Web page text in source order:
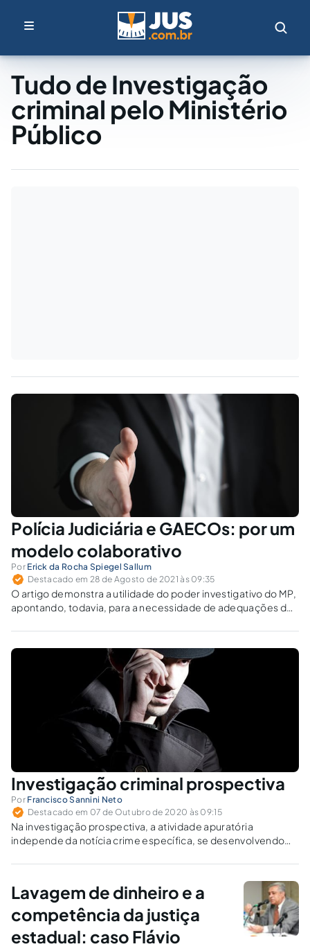
Tudo de Investigação
criminal pelo Ministério
Público
Polícia Judiciária e GAECOs: por um
modelo colaborativo
Por Erick da Rocha Spiegel Sallum
Destacado em 28 de Agosto de 2021 às 09:35
O artigo demonstra a utilidade do poder investigativo do MP,
apontando, todavia, para a necessidade de adequações do
modelo colaborativo entre a Polícia Judiciária e os GAECOs.
Investigação criminal prospectiva
Por Francisco Sannini Neto
Destacado em 07 de Outubro de 2020 às 09:15
Na investigação prospectiva, a atividade apuratória
independe da notícia crime específica, se desenvolvendo
provável (embora incerta) infração penal, ou identificar sua
Lavagem de dinheiro e a
competência da justiça
estadual: caso Flávio